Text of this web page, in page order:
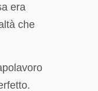
era
che